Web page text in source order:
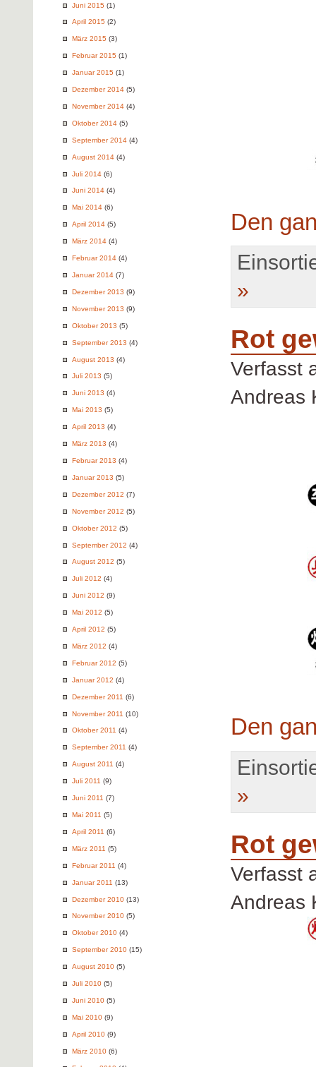
Juni 2015 (1)
April 2015 (2)
März 2015 (3)
Februar 2015 (1)
Januar 2015 (1)
Dezember 2014 (5)
November 2014 (4)
Oktober 2014 (5)
September 2014 (4)
August 2014 (4)
Juli 2014 (6)
Juni 2014 (4)
Mai 2014 (6)
April 2014 (5)
März 2014 (4)
Februar 2014 (4)
Januar 2014 (7)
Dezember 2013 (9)
November 2013 (9)
Oktober 2013 (5)
September 2013 (4)
August 2013 (4)
Juli 2013 (5)
Juni 2013 (4)
Mai 2013 (5)
April 2013 (4)
März 2013 (4)
Februar 2013 (4)
Januar 2013 (5)
Dezember 2012 (7)
November 2012 (5)
Oktober 2012 (5)
September 2012 (4)
August 2012 (5)
Juli 2012 (4)
Juni 2012 (9)
Mai 2012 (5)
April 2012 (5)
März 2012 (4)
Februar 2012 (5)
Januar 2012 (4)
Dezember 2011 (6)
November 2011 (10)
Oktober 2011 (4)
September 2011 (4)
August 2011 (4)
Juli 2011 (9)
Juni 2011 (7)
Mai 2011 (5)
April 2011 (6)
März 2011 (5)
Februar 2011 (4)
Januar 2011 (13)
Dezember 2010 (13)
November 2010 (5)
Oktober 2010 (4)
September 2010 (15)
August 2010 (5)
Juli 2010 (5)
Juni 2010 (5)
Mai 2010 (9)
April 2010 (9)
März 2010 (6)
Den
»
Rot
Verfasst
Andreas
Den
»
Rot
Verfasst
Andreas